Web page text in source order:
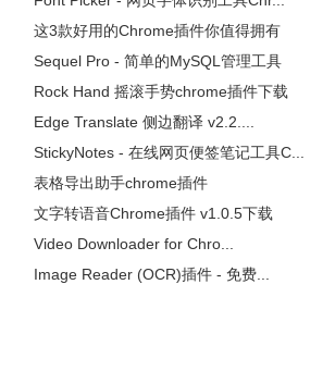
这3款好用的Chrome插件你值得拥有
Sequel Pro - 简单的MySQL管理工具
Rock Hand 摇滚手势chrome插件下载
Edge Translate 侧边翻译 v2.2....
StickyNotes - 在线网页便签笔记工具C...
表格导出助手chrome插件
文字转语音Chrome插件 v1.0.5下载
Video Downloader for Chro...
Image Reader (OCR)插件 - 免费...